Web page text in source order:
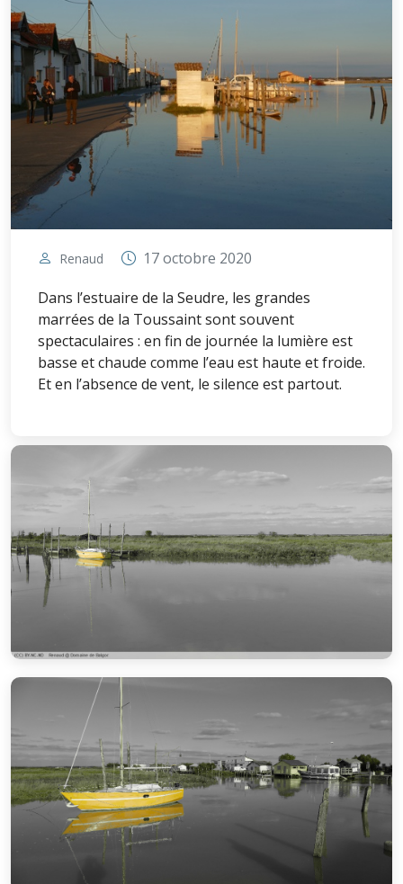
Renaud
17 octobre 2020
Dans l’estuaire de la Seudre, les grandes
marrées de la Toussaint sont souvent
spectaculaires : en fin de journée la lumière est
basse et chaude comme l’eau est haute et froide.
Et en l’absence de vent, le silence est partout.